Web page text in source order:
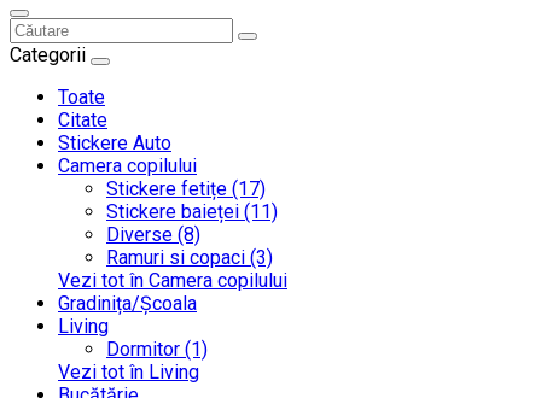
Categorii
Toate
Citate
Stickere Auto
Camera copilului
Stickere fetițe (17)
Stickere baieței (11)
Diverse (8)
Ramuri si copaci (3)
Vezi tot în Camera copilului
Gradinița/Școala
Living
Dormitor (1)
Vezi tot în Living